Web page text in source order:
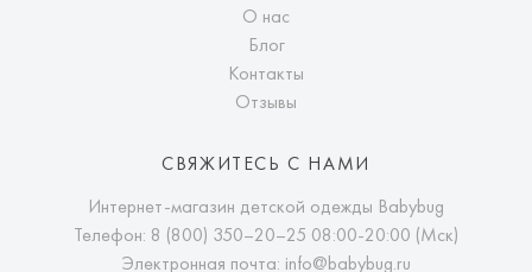
О нас
Блог
Контакты
Отзывы
СВЯЖИТЕСЬ С НАМИ
Интернет-магазин детской одежды Babybug
Телефон: 8 (800) 350–20–25 08:00-20:00 (Мск)
Электронная почта: info@babybug.ru